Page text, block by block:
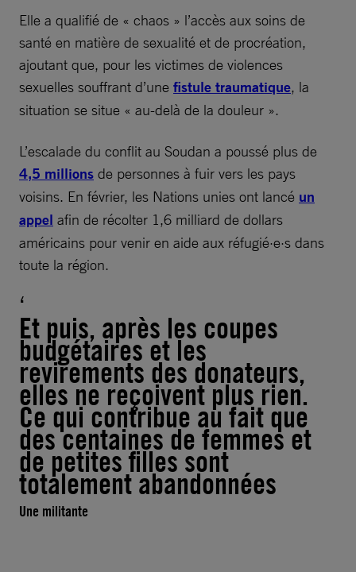
Elle a qualifié de « chaos » l’accès aux soins de
santé en matière de sexualité et de procréation,
ajoutant que, pour les victimes de violences
sexuelles souffrant d’une fistule traumatique, la
situation se situe « au-delà de la douleur ».
L’escalade du conflit au Soudan a poussé plus de
4,5 millions de personnes à fuir vers les pays
voisins. En février, les Nations unies ont lancé un
appel afin de récolter 1,6 milliard de dollars
américains pour venir en aide aux réfugié·e·s dans
toute la région.
Et puis, après les coupes
budgétaires et les
revirements des donateurs,
elles ne reçoivent plus rien.
Ce qui contribue au fait que
des centaines de femmes et
de petites filles sont
totalement abandonnées
Une militante